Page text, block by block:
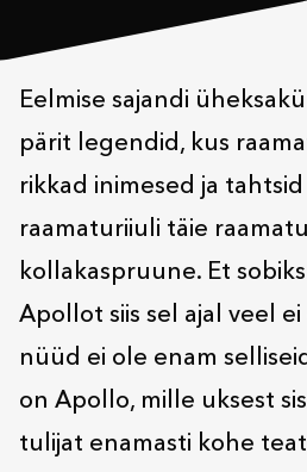
Eelmise sajandi
pärit legendid, kus
rikkad inimesed ja
raamaturiiuli täie
kollakaspruune. Et
Apollot siis sel ajal veel
nüüd ei ole enam
on Apollo, mille uksest
tulijat enamasti kohe